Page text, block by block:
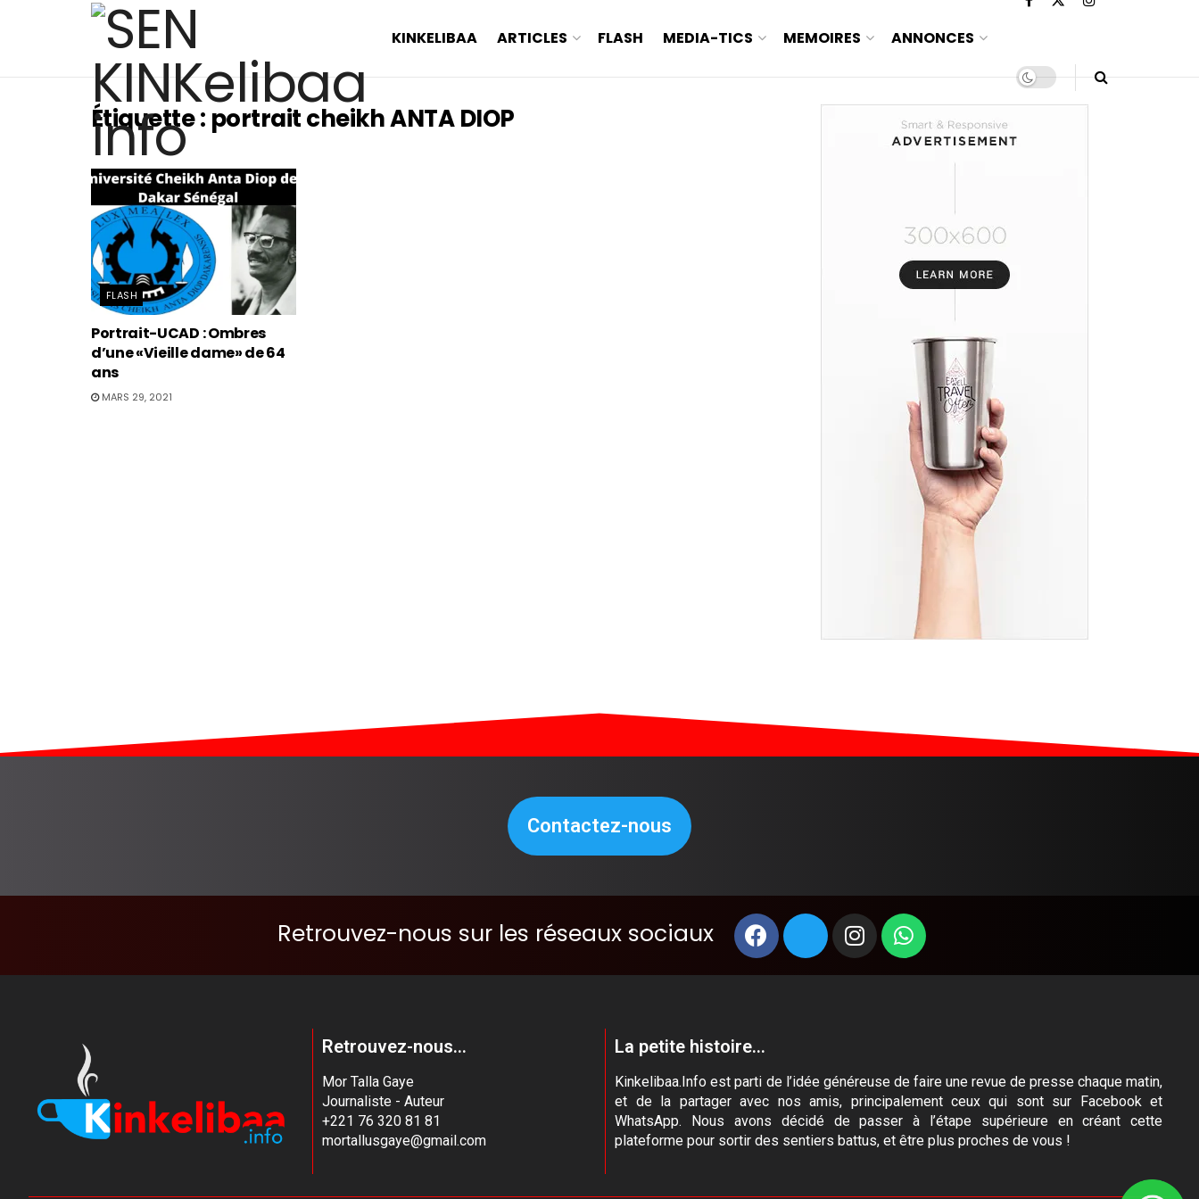
KINKELIBAA ARTICLES FLASH MEDIA-TICS MEMOIRES ANNONCES
Étiquette : portrait cheikh ANTA DIOP
FLASH
Portrait-UCAD : Ombres
d’une «Vieille dame» de 64
ans
MARS 29, 2021
Contactez-nous
Retrouvez-nous sur les réseaux sociaux
Retrouvez-nous...
Mor Talla Gaye
Journaliste - Auteur
+221 76 320 81 81
mortallusgaye@gmail.com
La petite histoire...
Kinkelibaa.Info est parti de l’idée généreuse de faire une revue de presse chaque matin,
et de la partager avec nos amis, principalement ceux qui sont sur Facebook et
WhatsApp. Nous avons décidé de passer à l’étape supérieure en créant cette
plateforme pour sortir des sentiers battus, et être plus proches de vous !